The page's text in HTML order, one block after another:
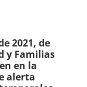
2021, de
y Familias
en la
alerta